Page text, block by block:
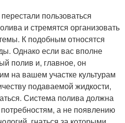
пользоваться
и стремятся организовать
К подобным относятся
Однако если вас вполне
полив и, главное, он
на вашем участке культурам
подаваемой жидкости,
Система полива должна
а не появлению